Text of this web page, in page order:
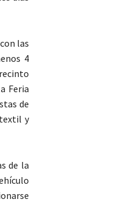
las
4
Feria
de
y
de la